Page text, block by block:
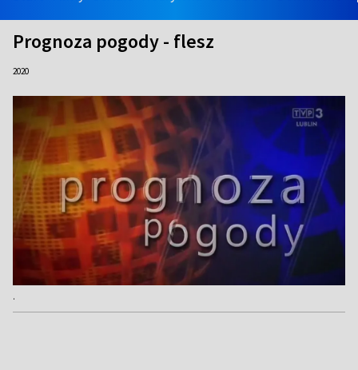
Prognoza pogody - flesz
2020
.